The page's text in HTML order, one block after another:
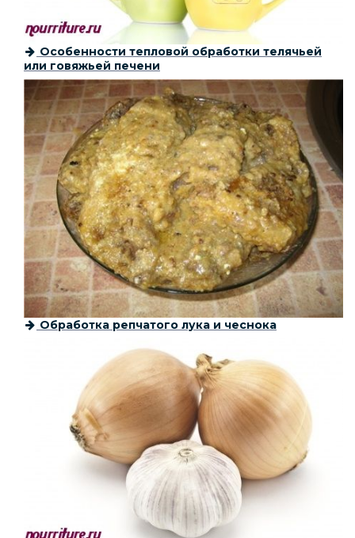
Особенности тепловой обработки телячьей
или говяжьей печени
Обработка репчатого лука и чеснока